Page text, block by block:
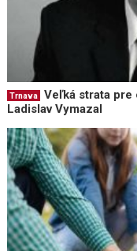
Trnava
Veľká strata pre
Ladislav Vymazal